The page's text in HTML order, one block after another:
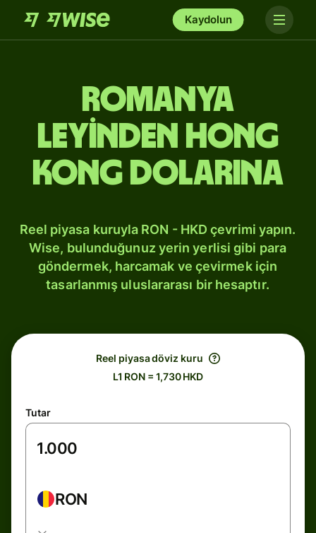
Kaydolun
Romanya
leyinden Hong
Kong dolarına
Reel piyasa kuruyla RON - HKD çevrimi yapın.
Wise, bulunduğunuz yerin yerlisi gibi para
göndermek, harcamak ve çevirmek için
tasarlanmış uluslararası bir hesaptır.
Reel piyasa döviz kuru
L1 RON = 1,730 HKD
Tutar
RON